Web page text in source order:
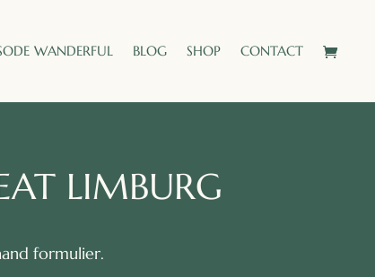
WANDERFUL BLOG SHOP CONTACT
LIMBURG
formulier.